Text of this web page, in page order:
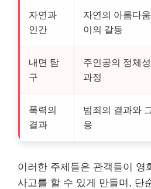
자연과
인간
자연의 아름다
이의 갈등
내면 탐
구
주인공의 정체
과정
폭력의
결과
범죄의 결과와
응
이러한 주제들은 관객들이 영
사고를 할 수 있게 만들며, 단